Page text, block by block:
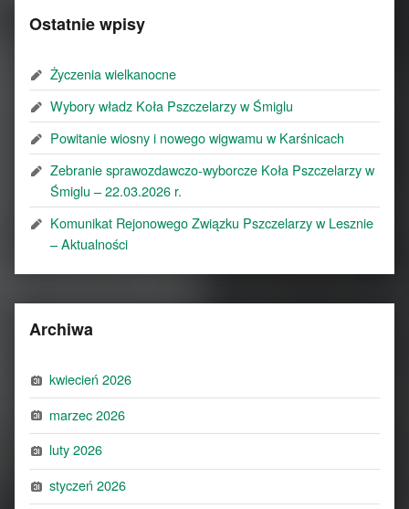
Ostatnie wpisy
Życzenia wielkanocne
Wybory władz Koła Pszczelarzy w Śmiglu
Powitanie wiosny i nowego wigwamu w Karśnicach
Zebranie sprawozdawczo-wyborcze Koła Pszczelarzy w
Śmiglu – 22.03.2026 r.
Komunikat Rejonowego Związku Pszczelarzy w Lesznie
– Aktualności
Archiwa
kwiecień 2026
marzec 2026
luty 2026
styczeń 2026